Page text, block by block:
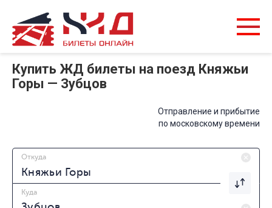
Купить ЖД билеты на поезд Княжьи
Горы — Зубцов
Отправление и прибытие
по московскому времени
Откуда
Куда